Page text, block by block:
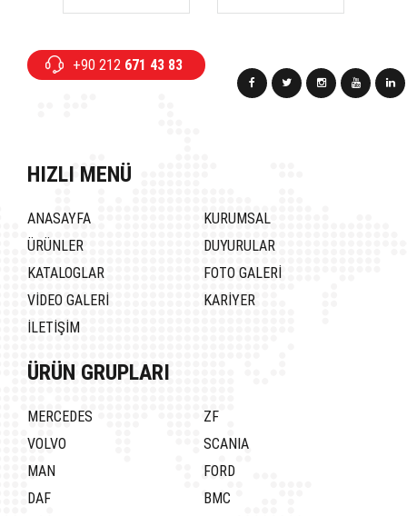
+90 212 671 43 83
HIZLI MENÜ
ANASAYFA
KURUMSAL
ÜRÜNLER
DUYURULAR
KATALOGLAR
FOTO GALERİ
VİDEO GALERİ
KARİYER
İLETİŞİM
ÜRÜN GRUPLARI
MERCEDES
ZF
VOLVO
SCANIA
MAN
FORD
DAF
BMC